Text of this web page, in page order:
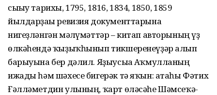
сығыу тарихы, 1795, 1816, 1834, 1850, 1859
йылдарҙағы ревизия документтарына
нигеҙләнгән мәғлүмәттәр – китап авторының үҙ
өлкәһендә ҡыҙыҡһынып тикше­ренеүҙәр алып
барыуына бер дәлил. Яҙыусыға Аҡмулланың
ижады һәм шәхесе бигерәк тә яҡын: атаһы Фәтих
Ғәлләметдин улының, ҡарт өләсәһе Шәмсеҡә­